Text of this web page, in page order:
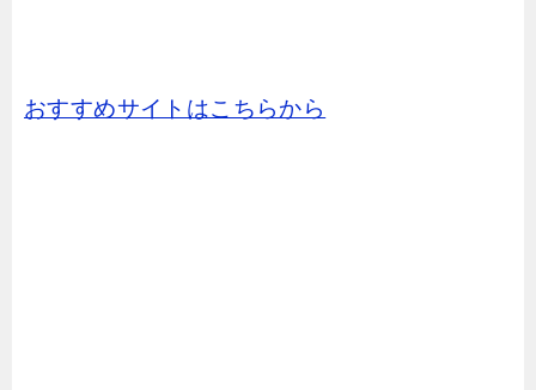
おすすめサイトはこちらから